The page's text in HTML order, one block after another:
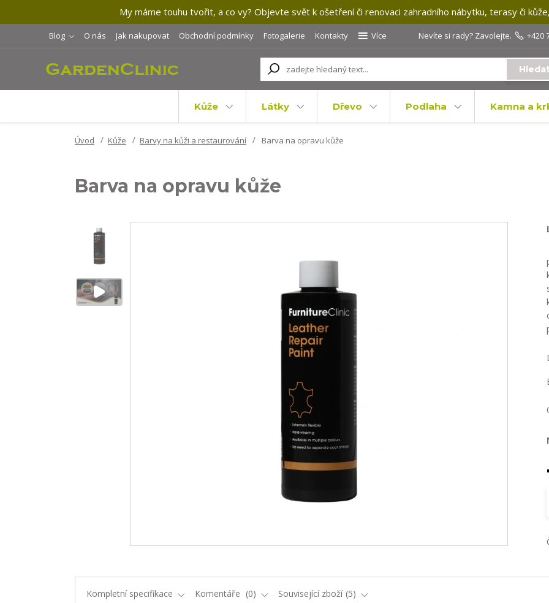
My máme touhu tvořit, a co vy? Objevte svět k ošetření či renovaci zahradního nábytku, terasy či
Blog O nás Jak nakupovat Obchodní podmínky Fotogalerie Kontakty Více
Hledat
Nevíte si rady? Zavolejte. +420
Kůže Látky Dřevo Podlaha Kamna a
Úvod Kůže Barvy na kůži a restaurování Barva na opravu kůže
Barva na opravu kůže
Kompletní specifikace Komentáře 0 Související zboží 5